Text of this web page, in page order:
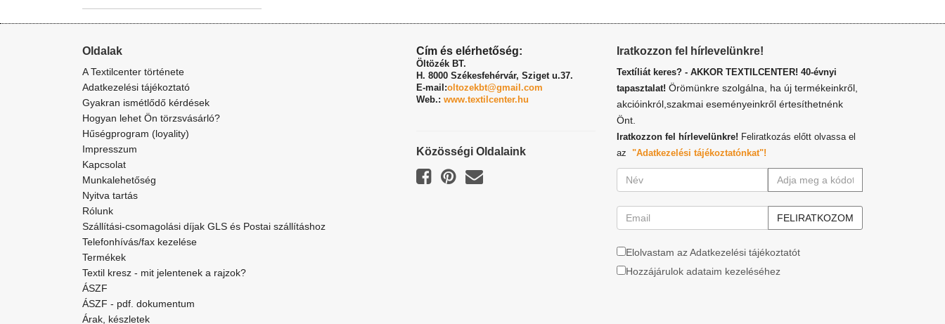
Oldalak
A Textilcenter története
Adatkezelési tájékoztató
Gyakran ismétlődő kérdések
Hogyan lehet Ön törzsvásárló?
Hűségprogram (loyality)
Impresszum
Kapcsolat
Munkalehetőség
Nyitva tartás
Rólunk
Szállítási-csomagolási díjak GLS és Postai szállításhoz
Telefonhívás/fax kezelése
Termékek
Textil kresz - mit jelentenek a rajzok?
ÁSZF
ÁSZF - pdf. dokumentum
Árak, készletek
Cím és elérhetőség:
Öltözék BT.
H. 8000 Székesfehérvár, Sziget u.37.
E-mail:oltozekbt@gmail.com
Web.: www.textilcenter.hu
Közösségi Oldalaink
Iratkozzon fel hírlevelünkre!
Textíliát keres? - AKKOR TEXTILCENTER! 40-évnyi
tapasztalat! Örömünkre szolgálna, ha új termékeinkről,
akcióinkról,szakmai eseményeinkről értesíthetnénk
Önt.
Iratkozzon fel hírlevelünkre! Feliratkozás előtt olvassa el
az "Adatkezelési tájékoztatónkat"!
Elolvastam az Adatkezelési tájékoztatót
Hozzájárulok adataim kezeléséhez